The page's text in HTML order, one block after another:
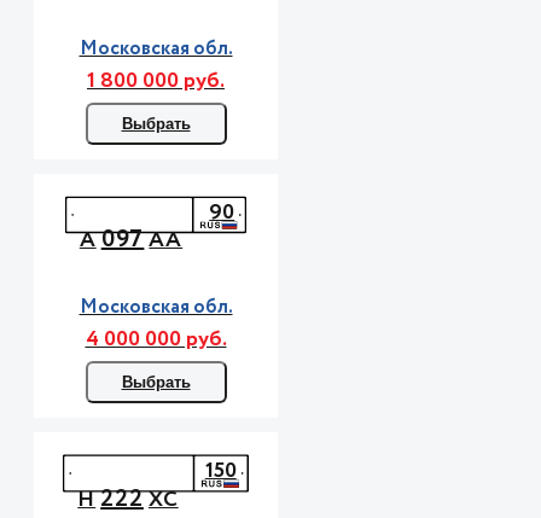
Московская обл.
1 800 000 руб.
Выбрать
А097АА
90
Московская обл.
4 000 000 руб.
Выбрать
Н222ХС
150